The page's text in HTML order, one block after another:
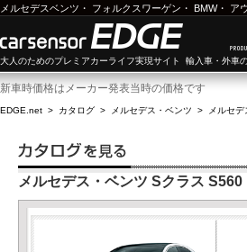
メルセデスベンツ ・ フォルクスワーゲン ・ BMW・ ア
大人のためのプレミアカーライフ実現サイト 輸入車・外車
新車時価格はメーカー発表当時の価格です
EDGE.net > カタログ > メルセデス・ベンツ > メルセ
メルセデス・ベンツ Sクラス S560